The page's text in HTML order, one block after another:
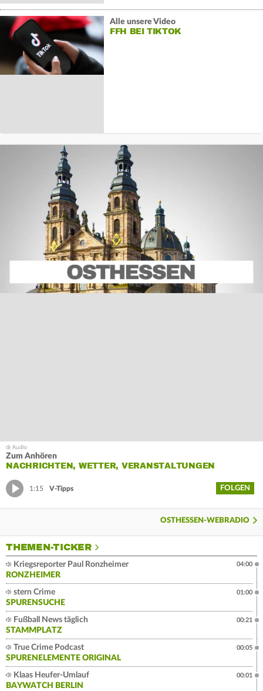
Alle unsere Video
FFH BEI TIKTOK
Zum Anhören
NACHRICHTEN, WETTER, VERANSTALTUNGEN
1:15 V-Tipps FOLGEN
OSTHESSEN-WEBRADIO
THEMEN-TICKER
Kriegsreporter Paul Ronzheimer
RONZHEIMER
04:00
stern Crime
SPURENSUCHE
01:00
Fußball News täglich
STAMMPLATZ
00:21
True Crime Podcast
SPURENELEMENTE ORIGINAL
00:05
Klaas Heufer-Umlauf
BAYWATCH BERLIN
00:01